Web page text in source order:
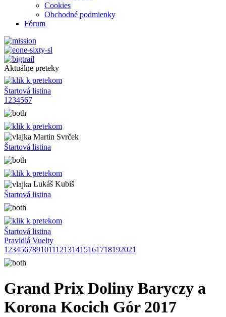
Cookies
Obchodné podmienky
Fórum
Aktuálne preteky
Štartová listina
1 234567
Martin Svrček
Štartová listina
Lukáš Kubiš
Štartová listina
Štartová listina
Pravidlá Vuelty
1 23456789101112131415161718192021
Grand Prix Doliny Baryczy a
Korona Kocich Gór 2017